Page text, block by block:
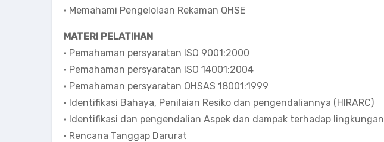
• Memahami Pengelolaan Rekaman QHSE
MATERI PELATIHAN
• Pemahaman persyaratan ISO 9001:2000
• Pemahaman persyaratan ISO 14001:2004
• Pemahaman persyaratan OHSAS 18001:1999
• Identifikasi Bahaya, Penilaian Resiko dan pengendaliannya (HIRARC)
• Identifikasi dan pengendalian Aspek dan dampak terhadap lingkungan
• Rencana Tanggap Darurat